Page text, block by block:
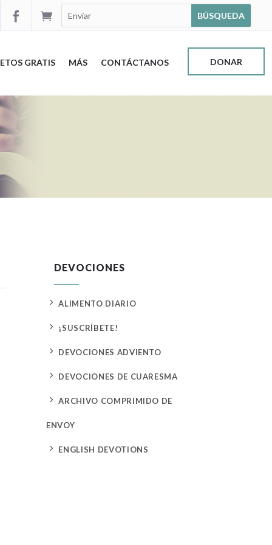


GRATIS MÁS CONTÁCTANOS DONAR
DEVOCIONES
5 ALIMENTO DIARIO
5 ¡SUSCRÍBETE!
5 DEVOCIONES ADVIENTO
5 DEVOCIONES DE CUARESMA
5 ARCHIVO COMPRIMIDO DE
ENVOY
5 ENGLISH DEVOTIONS